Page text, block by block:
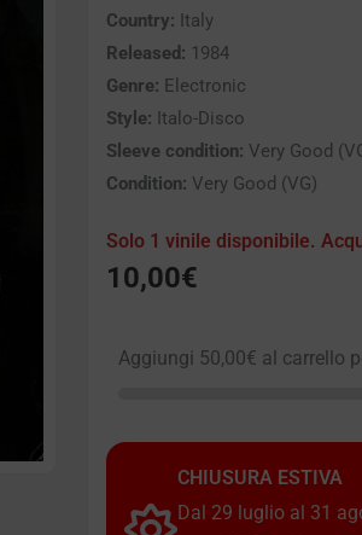
Country: Italy
Released: 1984
Genre: Electronic
Style: Italo-Disco
Sleeve condition: Very Good
Condition: Very Good (VG)
Solo 1 vinile disponibile.
10,00€
Aggiungi 50,00€ al carrello
CHIUSURA ESTIVA
Dal 29 luglio al 31